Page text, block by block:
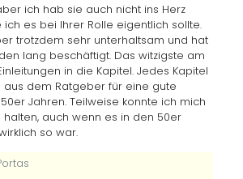
ich hab sie auch nicht ins Herz
ich es bei Ihrer Rolle eigentlich sollte.
trotzdem sehr unterhaltsam und hat
lang beschäftigt. Das witzigste am
in die Kapitel. Jedes Kapitel
aus dem Ratgeber für eine gute
Jahren. Teilweise konnte ich mich
halten, auch wenn es in den 50er
so war.